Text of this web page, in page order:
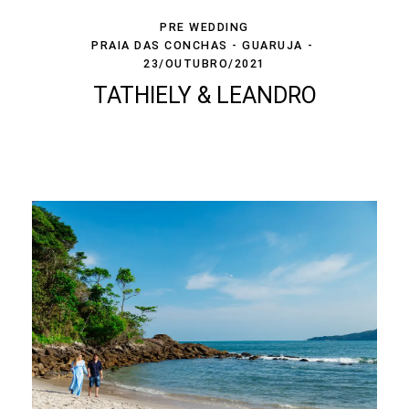
PRE WEDDING
PRAIA DAS CONCHAS - GUARUJA
23/OUTUBRO/2021
TATHIELY & LEANDRO